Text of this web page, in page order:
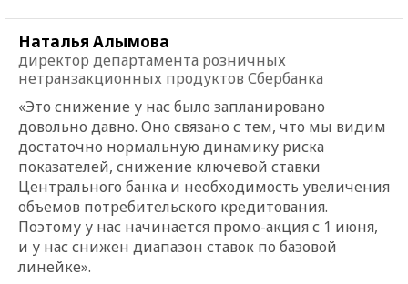
Наталья Алымова
директор департамента розничных
нетранзакционных продуктов Сбербанка
«Это снижение у нас было запланировано
довольно давно. Оно связано с тем, что мы видим
достаточно нормальную динамику риска
показателей, снижение ключевой ставки
Центрального банка и необходимость увеличения
объемов потребительского кредитования.
Поэтому у нас начинается промо-акция с 1 июня,
и у нас снижен диапазон ставок по базовой
линейке».